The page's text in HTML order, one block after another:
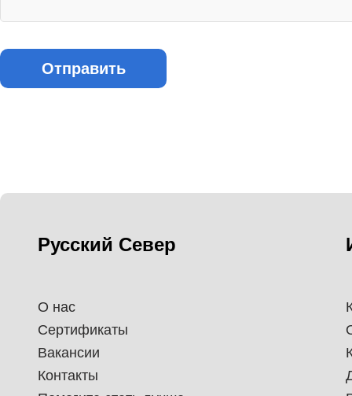
Русский Север
О нас
Сертификаты
Вакансии
Контакты